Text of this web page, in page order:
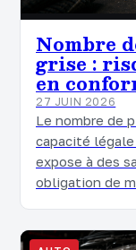
Nombre
grise :
en
27 JUIN 2026
Le nombre de
capacité
expose à des
obligation de